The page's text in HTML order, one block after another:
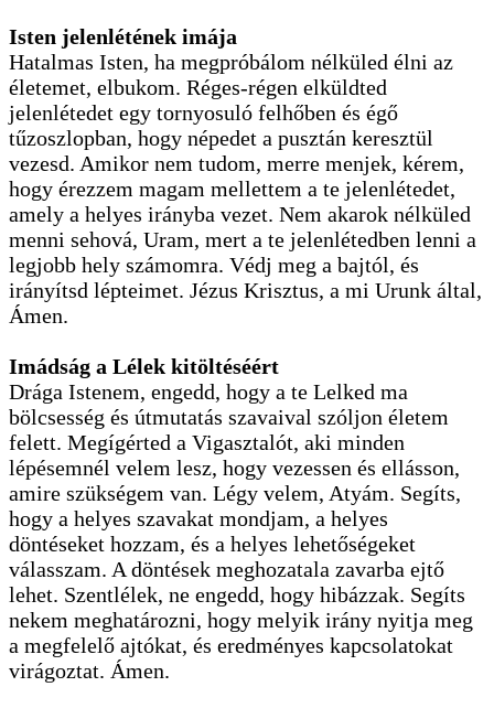
Isten jelenlétének imája
Hatalmas Isten, ha megpróbálom nélküled élni az
életemet, elbukom. Réges-régen elküldted
jelenlétedet egy tornyosuló felhőben és égő
tűzoszlopban, hogy népedet a pusztán keresztül
vezesd. Amikor nem tudom, merre menjek, kérem,
hogy érezzem magam mellettem a te jelenlétedet,
amely a helyes irányba vezet. Nem akarok nélküled
menni sehová, Uram, mert a te jelenlétedben lenni a
legjobb hely számomra. Védj meg a bajtól, és
irányítsd lépteimet. Jézus Krisztus, a mi Urunk által,
Ámen.
Imádság a Lélek kitöltéséért
Drága Istenem, engedd, hogy a te Lelked ma
bölcsesség és útmutatás szavaival szóljon életem
felett. Megígérted a Vigasztalót, aki minden
lépésemnél velem lesz, hogy vezessen és ellásson,
amire szükségem van. Légy velem, Atyám. Segíts,
hogy a helyes szavakat mondjam, a helyes
döntéseket hozzam, és a helyes lehetőségeket
válasszam. A döntések meghozatala zavarba ejtő
lehet. Szentlélek, ne engedd, hogy hibázzak. Segíts
nekem meghatározni, hogy melyik irány nyitja meg
a megfelelő ajtókat, és eredményes kapcsolatokat
virágoztat. Ámen.